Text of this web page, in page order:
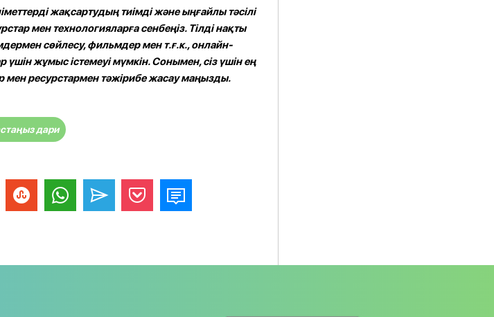
жақсартудың тиімді және ыңғайлы тәсілі
мен технологияларға сенбеңіз. Тілді нақты
сөйлесу, фильмдер мен т.ғ.к., онлайн-
үшін жұмыс істемеуі мүмкін. Сонымен,сіз үшін ең
мен ресурстармен тәжірибе жасау маңызды.
дари